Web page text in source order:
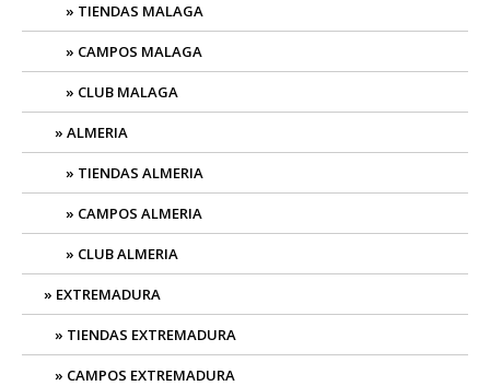
TIENDAS MALAGA
CAMPOS MALAGA
CLUB MALAGA
ALMERIA
TIENDAS ALMERIA
CAMPOS ALMERIA
CLUB ALMERIA
EXTREMADURA
TIENDAS EXTREMADURA
CAMPOS EXTREMADURA